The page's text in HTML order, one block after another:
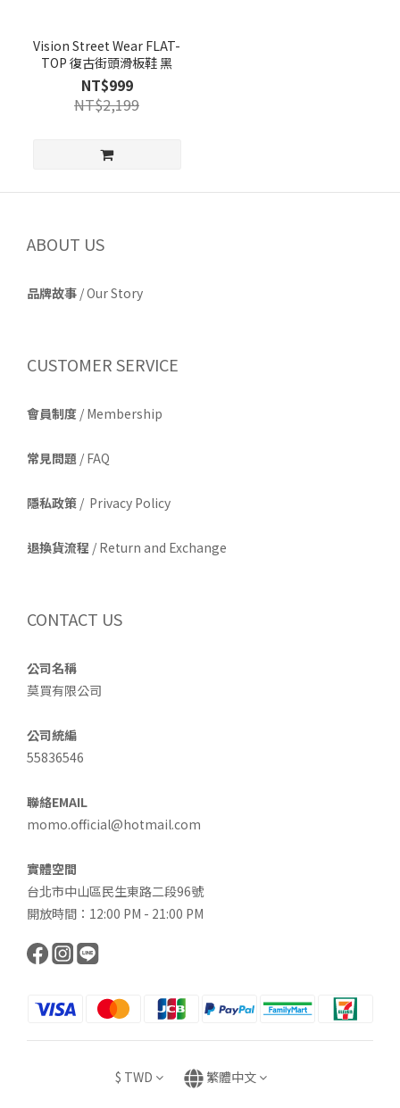
Vision Street Wear FLAT-
TOP 復古街頭滑板鞋 黑
NT$999
NT$2,199
ABOUT US
品牌故事 /Our Story
CUSTOMER SERVICE
會員制度 / Membership
常見問題 / FAQ
隱私政策 / Privacy Policy
退換貨流程 / Return and Exchange
CONTACT US
公司名稱
莫買有限公司
公司統編
55836546
聯絡EMAIL
momo.official@hotmail.com
實體空間
台北市中山區民生東路二段96號
開放時間：12:00 PM - 21:00 PM
$ TWD 繁體中文